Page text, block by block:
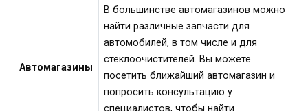
Автомагазины
В большинстве автомагазинов можно
найти различные запчасти для
автомобилей, в том числе и для
стеклоочистителей. Вы можете
посетить ближайший автомагазин и
попросить консультацию у
специалистов, чтобы найти